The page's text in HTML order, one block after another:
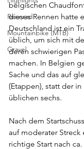
Rennrad
Mountainbike (MTB)
Gravel
belgischen
dieses Rennen hatte
Deutschland ist ein
üblich, um sich mit
deren schwierigen
machen. In Belgien
Sache und das auf
(Etappen), statt der
üblichen sechs.
Nach dem
auf moderater
richtige Start nach